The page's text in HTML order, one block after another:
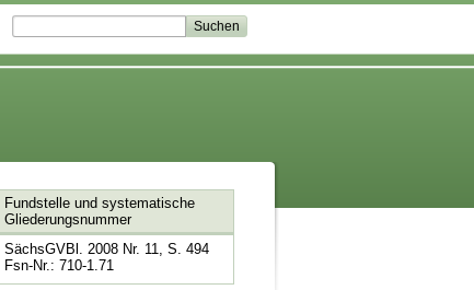
Fundstelle und systematische
Gliederungsnummer
SächsGVBl. 2008 Nr. 11, S. 494
Fsn-Nr.: 710-1.71